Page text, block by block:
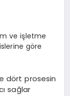
ve işletme
göre
dört prosesin
sağlar